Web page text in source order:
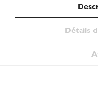
Détails